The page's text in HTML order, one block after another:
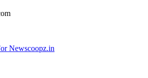
Newscoopz.in